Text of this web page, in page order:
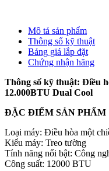
Mô tả sản phẩm
Thông số kỹ thuật
Bảng giá lắp đặt
Chứng nhận hãng
Thông số kỹ thuật: Điều
12.000BTU Dual Cool
ĐẶC ĐIỂM SẢN PHẨM
Loại máy: Điều hòa một
Kiểu máy: Treo tường
Tính năng nổi bật: Công
Công suất: 12000 BTU